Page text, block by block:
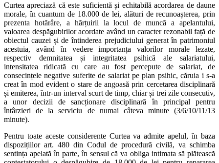
Curtea apreciază că este suficientă și echitabilă acordarea de daune
morale, în cuantum de 18.000 de lei, alături de recunoașterea, prin
prezenta hotărâre, a hărțuirii la locul de muncă a apelantului,
valoarea despăgubirilor acordate având un caracter rezonabil față de
obiectul cauzei și de întinderea prejudiciului generat în patrimoniul
acestuia, având în vedere importanța valorilor morale lezate,
respectiv demnitatea și integritatea psihică ale salariatului,
intensitatea ridicată cu care au fost percepute de salariat, de
consecințele negative suferite de salariat pe plan psihic, căruia i s-a
creat în mod evident o stare de angoasă prin cercetarea disciplinară
și emiterea, într-un interval scurt de timp, chiar și trei zile consecutiv,
a unor decizii de sancționare disciplinară în principal pentru
întârzieri de la serviciu de numai câteva minute (3/6/10/11/13
minute).
Pentru toate aceste considerente Curtea va admite apelul, în baza
dispozițiilor art. 480 din Codul de procedură civilă, va schimba
sentința apelată în parte, în sensul că va obliga intimata să plătească